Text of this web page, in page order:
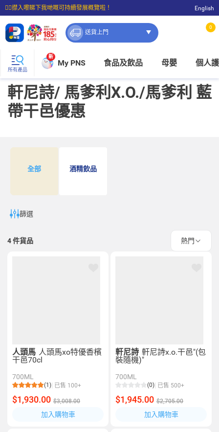
☝🏼㩒入嚟睇下我哋嘅可持續發展概覽啦！
⭐購物滿$399即享免費送貨；滿$100即可免費店取。
English
送貨上門
0
所有產品
新
My PNS 食品及飲品 母嬰 個人
軒尼詩/ 馬爹利X.O./馬爹利 藍
帶干邑優惠
全部 酒精飲品
篩選
4件貨品 熱門
人頭馬 人頭馬xo特優香檳
干邑70cl
700ML
(1) 已售 100+
$1,930.00 $3,008.00
加入購物車
軒尼詩 軒尼詩x.o.干邑"(包
裝隨機)"
700ML
(0) 已售 500+
$1,945.00 $2,705.00
加入購物車